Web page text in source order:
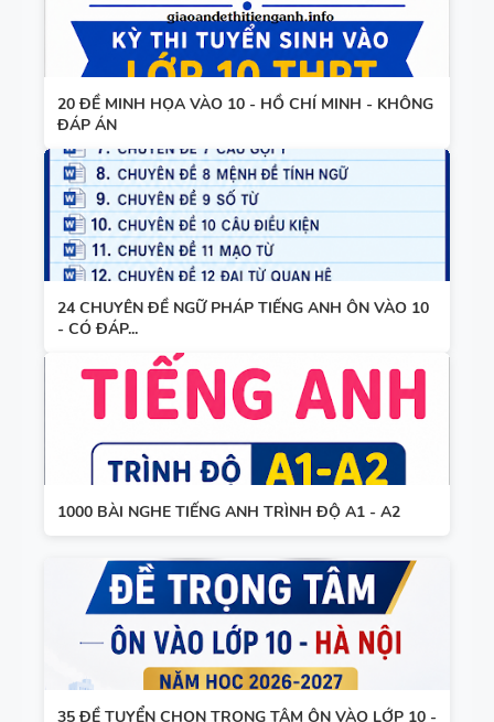
20 ĐỀ MINH HỌA VÀO 10 - HỒ CHÍ MINH - KHÔNG
ĐÁP ÁN
24 CHUYÊN ĐỀ NGỮ PHÁP TIẾNG ANH ÔN VÀO 10
- CÓ ĐÁP...
1000 BÀI NGHE TIẾNG ANH TRÌNH ĐỘ A1 - A2
35 ĐỀ TUYỂN CHỌN TRỌNG TÂM ÔN VÀO LỚP 10 -